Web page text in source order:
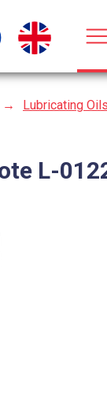
→
Lubricating
L-